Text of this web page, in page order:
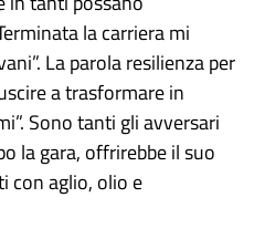
la carriera mi
La parola resilienza per
a trasformare in
Sono tanti gli avversari
la gara, offrirebbe il suo
con aglio, olio e